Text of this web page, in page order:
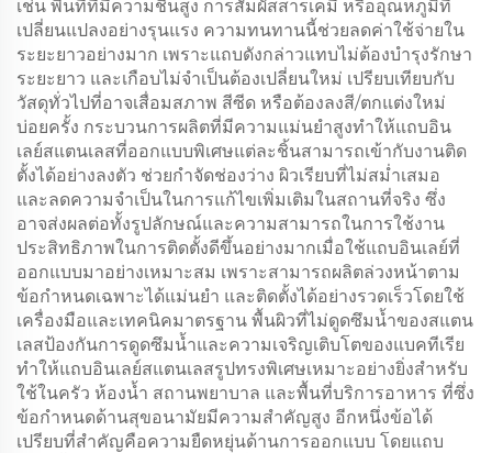
เช่น พื้นที่ที่มีความชื้นสูง การสัมผัสสารเคมี หรืออุณหภูมิที่
เปลี่ยนแปลงอย่างรุนแรง ความทนทานนี้ช่วยลดค่าใช้จ่ายใน
ระยะยาวอย่างมาก เพราะแถบดังกล่าวแทบไม่ต้องบำรุงรักษา
ระยะยาว และเกือบไม่จำเป็นต้องเปลี่ยนใหม่ เปรียบเทียบกับ
วัสดุทั่วไปที่อาจเสื่อมสภาพ สีซีด หรือต้องลงสี/ตกแต่งใหม่
บ่อยครั้ง กระบวนการผลิตที่มีความแม่นยำสูงทำให้แถบอิน
เลย์สแตนเลสที่ออกแบบพิเศษแต่ละชิ้นสามารถเข้ากับงานติด
ตั้งได้อย่างลงตัว ช่วยกำจัดช่องว่าง ผิวเรียบที่ไม่สม่ำเสมอ
และลดความจำเป็นในการแก้ไขเพิ่มเติมในสถานที่จริง ซึ่ง
อาจส่งผลต่อทั้งรูปลักษณ์และความสามารถในการใช้งาน
ประสิทธิภาพในการติดตั้งดีขึ้นอย่างมากเมื่อใช้แถบอินเลย์ที่
ออกแบบมาอย่างเหมาะสม เพราะสามารถผลิตล่วงหน้าตาม
ข้อกำหนดเฉพาะได้แม่นยำ และติดตั้งได้อย่างรวดเร็วโดยใช้
เครื่องมือและเทคนิคมาตรฐาน พื้นผิวที่ไม่ดูดซึมน้ำของสแตน
เลสป้องกันการดูดซึมน้ำและความเจริญเติบโตของแบคทีเรีย
ทำให้แถบอินเลย์สแตนเลสรูปทรงพิเศษเหมาะอย่างยิ่งสำหรับ
ใช้ในครัว ห้องน้ำ สถานพยาบาล และพื้นที่บริการอาหาร ที่ซึ่ง
ข้อกำหนดด้านสุขอนามัยมีความสำคัญสูง อีกหนึ่งข้อได้
เปรียบที่สำคัญคือความยืดหยุ่นด้านการออกแบบ โดยแถบ